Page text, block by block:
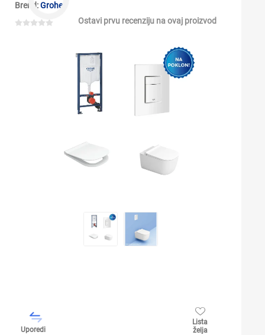
Brend:Grohe
Ostavi prvu recenziju na ovaj proizvod
Uporedi
Lista
želja